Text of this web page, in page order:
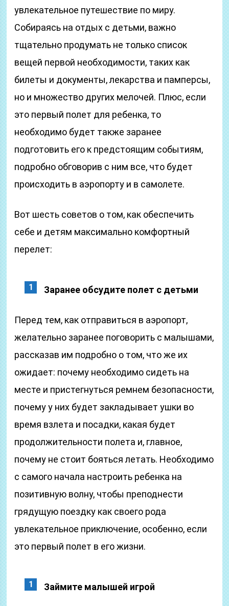
увлекательное путешествие по миру.
Собираясь на отдых с детьми, важно
тщательно продумать не только список
вещей первой необходимости, таких как
билеты и документы, лекарства и памперсы,
но и множество других мелочей. Плюс, если
это первый полет для ребенка, то
необходимо будет также заранее
подготовить его к предстоящим событиям,
подробно обговорив с ним все, что будет
происходить в аэропорту и в самолете.
Вот шесть советов о том, как обеспечить
себе и детям максимально комфортный
перелет:
Заранее обсудите полет с детьми
Перед тем, как отправиться в аэропорт,
желательно заранее поговорить с малышами,
рассказав им подробно о том, что же их
ожидает: почему необходимо сидеть на
месте и пристегнуться ремнем безопасности,
почему у них будет закладывает ушки во
время взлета и посадки, какая будет
продолжительности полета и, главное,
почему не стоит бояться летать. Необходимо
с самого начала настроить ребенка на
позитивную волну, чтобы преподнести
грядущую поездку как своего рода
увлекательное приключение, особенно, если
это первый полет в его жизни.
Займите малышей игрой